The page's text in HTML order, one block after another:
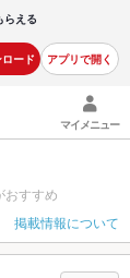
らえる
ード アプリで開く
マイメニュー
おすすめ
掲載情報について